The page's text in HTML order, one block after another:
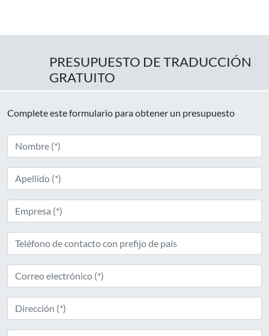
PRESUPUESTO DE TRADUCCIÓN
GRATUITO
Complete este formulario para obtener un presupuesto